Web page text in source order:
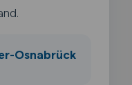
Osnabrück